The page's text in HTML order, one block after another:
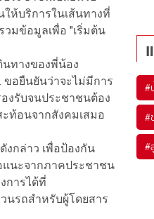
ห้บริการในเส้นทางที่
วมข้อมูลเพื่อ "เริ่มต้น
นทางของพี่น้อง
อยืนยันว่าจะไม่มีการ
งรับจนประชาชนต้อง
ท้อนจากสังคมเสมอ
งกล่าว เพื่อป้องกัน
นะจากภาคประชาชน
การได้ที่
นรถสำหรับผู้โดยสาร
#
#
#